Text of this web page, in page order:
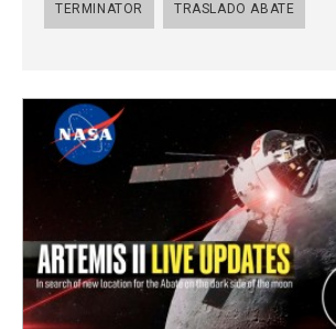
TERMINATOR TRASLADO ABATE